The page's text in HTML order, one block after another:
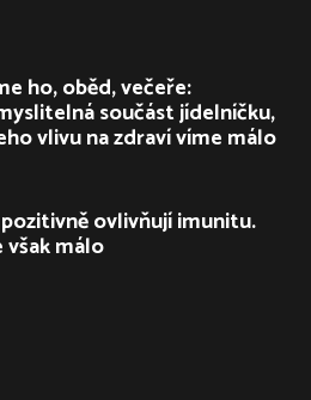
ho, oběd, večeře:
součást jídelníčku,
vlivu na zdraví víme málo
ovlivňují imunitu.
však málo